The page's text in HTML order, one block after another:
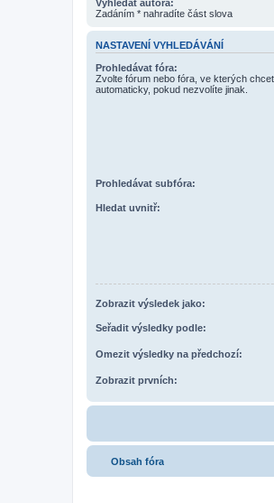
Vyhledat autora:
Zadáním * nahradíte část slova
NASTAVENÍ VYHLEDÁVÁNÍ
Prohledávat fóra:
Zvolte fórum nebo fóra, ve kterých
automaticky, pokud nezvolíte jinak.
Prohledávat subfóra:
Hledat uvnitř:
Zobrazit výsledek jako:
Seřadit výsledky podle:
Omezit výsledky na předchozí:
Zobrazit prvních:
Obsah fóra